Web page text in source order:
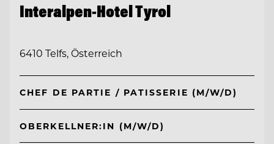
Interalpen-Hotel Tyrol
6410 Telfs, Österreich
CHEF DE PARTIE / PATISSERIE (M/W/D)
OBERKELLNER:IN (M/W/D)